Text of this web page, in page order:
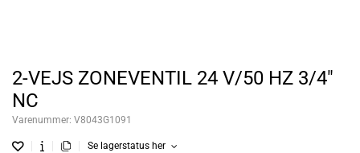
2-VEJS ZONEVENTIL 24 V/50 HZ 3/4"
NC
Varenummer: V8043G1091
Se lagerstatus her